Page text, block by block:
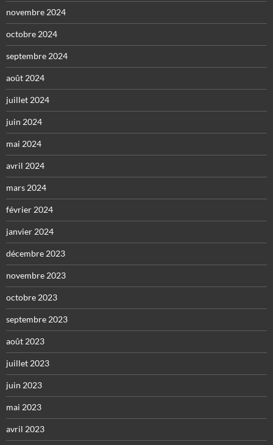
novembre 2024
octobre 2024
septembre 2024
août 2024
juillet 2024
juin 2024
mai 2024
avril 2024
mars 2024
février 2024
janvier 2024
décembre 2023
novembre 2023
octobre 2023
septembre 2023
août 2023
juillet 2023
juin 2023
mai 2023
avril 2023